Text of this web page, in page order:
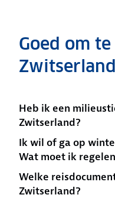
Goed om
Zwitserland
Heb ik een
Zwitserland?
Ik wil of ga op
Wat moet ik
Welke
Zwitserland?